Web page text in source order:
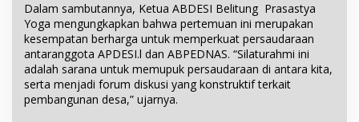
Dalam sambutannya, Ketua ABDESI Belitung Prasastya
Yoga mengungkapkan bahwa pertemuan ini merupakan
kesempatan berharga untuk memperkuat persaudaraan
antaranggota APDESI.l dan ABPEDNAS. “Silaturahmi ini
adalah sarana untuk memupuk persaudaraan di antara kita,
serta menjadi forum diskusi yang konstruktif terkait
pembangunan desa,” ujarnya.